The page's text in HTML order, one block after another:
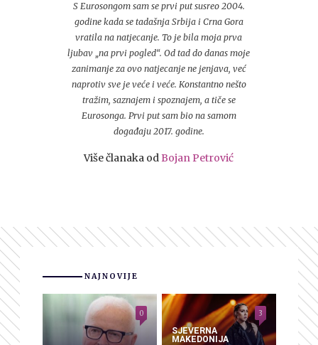
S Eurosongom sam se prvi put susreo 2004.
godine kada se tadašnja Srbija i Crna Gora
vratila na natjecanje. To je bila moja prva
ljubav „na prvi pogled“. Od tad do danas moje
zanimanje za ovo natjecanje ne jenjava, već
naprotiv sve je veće i veće. Konstantno nešto
tražim, saznajem i spoznajem, a tiče se
Eurosonga. Prvi put sam bio na samom
događaju 2017. godine.
Više članaka odBojan Petrović
NAJNOVIJE
0
SJEVERNA
MAKEDONIJA
3